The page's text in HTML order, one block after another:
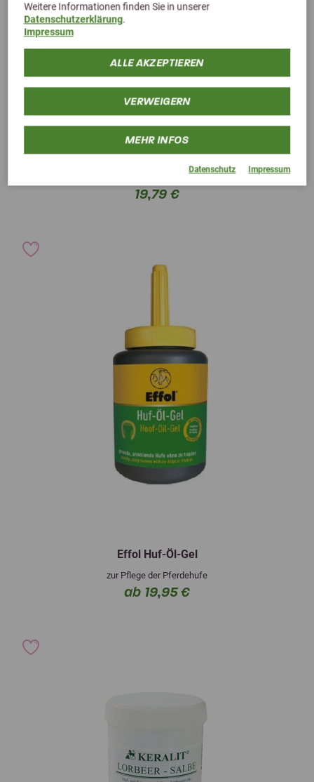
Weitere Informationen finden Sie in unserer
Datenschutzerklärung.
Impressum
ALLE AKZEPTIEREN
VERWEIGERN
MEHR INFOS
Datenschutz Impressum
Vetripharm EQUIPUR chevaloxin 0,2L
Strahlpflege für Pferde
19,79 €
Effol Huf-Öl-Gel
zur Pflege der Pferdehufe
ab 19,95 €